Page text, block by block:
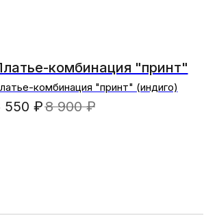
комбинация "принт"
комбинация "принт" (индиго)
550 ₽8 900 ₽